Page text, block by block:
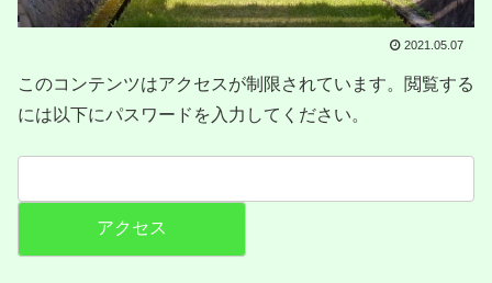
2021.05.07
このコンテンツはアクセスが制限されています。閲覧する
には以下にパスワードを入力してください。